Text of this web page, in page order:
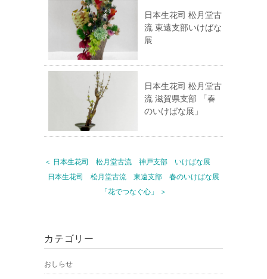
日本生花司 松月堂古
流 東遠支部いけばな
展
日本生花司 松月堂古
流 滋賀県支部 「春
のいけばな展」
＜ 日本生花司 松月堂古流 神戸支部 いけばな展
日本生花司 松月堂古流 東遠支部 春のいけばな展
「花でつなぐ心」 ＞
カテゴリー
おしらせ